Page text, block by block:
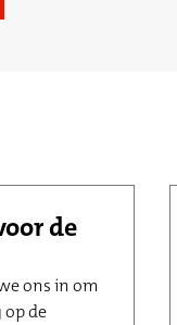
de
ons in om
op de